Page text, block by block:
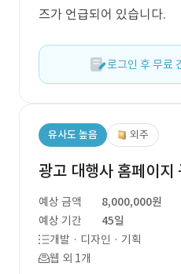
즈가 언급되어 있습니다.
로그인 후 무료
유사도 높음 외주
광고 대행사 홈페이지
예상 금액
8,000,000원
예상 기간
45일
개발 · 디자인 · 기획
웹 외 1개